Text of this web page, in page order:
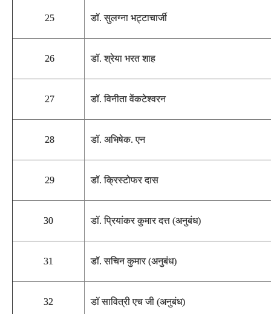
25 डॉ. सुलग्ना भट्टाचार्जी
26 डॉ. श्रेया भरत शाह
27 डॉ. विनीता वेंकटेश्वरन
28 डॉ. अभिषेक. एन
29 डॉ. क्रिस्टोफर दास
30 डॉ. प्रियांकर कुमार दत्त (अनुबंध)
31 डॉ. सचिन कुमार (अनुबंध)
32 डॉ सावित्री एच जी (अनुबंध)